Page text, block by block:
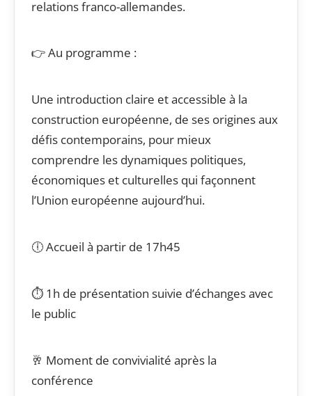
relations franco-allemandes.
👉 Au programme :
Une introduction claire et accessible à la
construction européenne, de ses origines aux
défis contemporains, pour mieux
comprendre les dynamiques politiques,
économiques et culturelles qui façonnent
l’Union européenne aujourd’hui.
🕕 Accueil à partir de 17h45
⏱️ 1h de présentation suivie d’échanges avec
le public
🥂 Moment de convivialité après la
conférence